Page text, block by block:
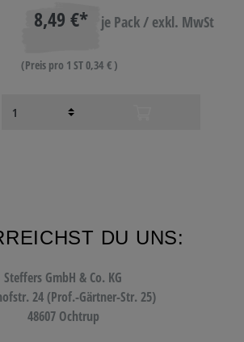
8,49 €* je Pack / exkl. MwSt
(Preis pro 1 ST 0,34 € )
DU UNS:
Steffers GmbH & Co. KG
24 (Prof.-Gärtner-Str. 25)
48607 Ochtrup